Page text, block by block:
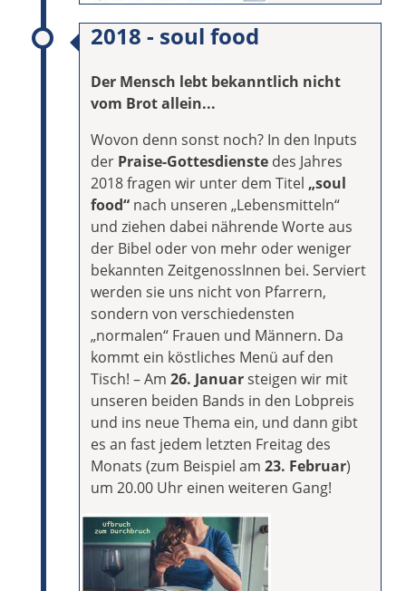
2018 - soul food
Der Mensch lebt bekanntlich nicht
vom Brot allein...
Wovon denn sonst noch? In den Inputs
der Praise-Gottesdienste des Jahres
2018 fragen wir unter dem Titel „soul
food“ nach unseren „Lebensmitteln“
und ziehen dabei nährende Worte aus
der Bibel oder von mehr oder weniger
bekannten ZeitgenossInnen bei. Serviert
werden sie uns nicht von Pfarrern,
sondern von verschiedensten
„normalen“ Frauen und Männern. Da
kommt ein köstliches Menü auf den
Tisch! – Am 26. Januarsteigen wir mit
unseren beiden Bands in den Lobpreis
und ins neue Thema ein, und dann gibt
es an fast jedem letzten Freitag des
Monats (zum Beispiel am 23. Februar)
um 20.00 Uhr einen weiteren Gang!